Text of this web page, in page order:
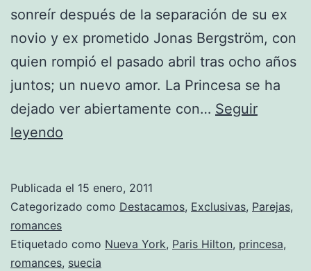
sonreír después de la separación de su ex
novio y ex prometido Jonas Bergström, con
quien rompió el pasado abril tras ocho años
juntos; un nuevo amor. La Princesa se ha
dejado ver abiertamente con… Seguir
leyendo
vuelve
estar
Publicada el 15 enero, 2011
Categorizado como Destacamos, Exclusivas, Parejas,
romances
Etiquetado como Nueva York, Paris Hilton, princesa,
romances, suecia